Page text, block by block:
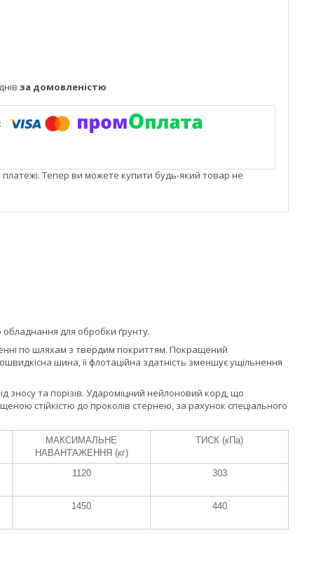
за домовленістю
платежі. Тепер ви можете купити будь-який товар не
обладнання для обробки ґрунту.
по шляхам з твердим покриттям. Покращений
шина, її флотаційна здатність зменшує ущільнення
зносу та порізів. Удароміцний нейлоновий корд, що
стійкістю до проколів стернею, за рахунок спеціального
МАКСИМАЛЬНЕ
НАВАНТАЖЕННЯ (кг)
ТИСК (кПа)
1120 303
1450 440